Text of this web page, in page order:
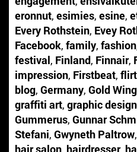
eronnut, esimies, esine,
Every Rothstein, Evey
Facebook, family, fashion
festival, Finland, Finnair,
impression, Firstbeat,
blog, Germany, Gold Wing
graffiti art, graphic design
Gummerus, Gunnar
Stefani, Gwyneth Paltrow,
hair salon hairdresser,